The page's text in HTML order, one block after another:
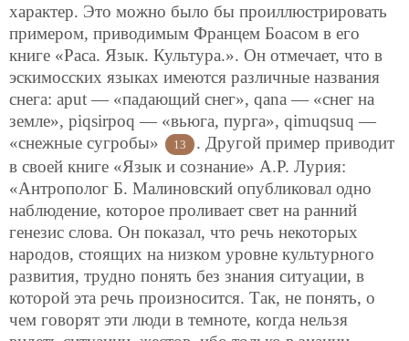
характер. Это можно было бы проиллюстрировать
примером, приводимым Францем Боасом в его
книге «Раса. Язык. Культура.». Он отмечает, что в
эскимосских языках имеются различные названия
снега: aput — «падающий снег», qana — «снег на
земле», piqsirpoq — «вьюга, пурга», qimuqsuq —
«снежные сугробы»
13
. Другой пример приводит
в своей книге «Язык и сознание» А.Р. Лурия:
«Антрополог Б. Малиновский опубликовал одно
наблюдение, которое проливает свет на ранний
генезис слова. Он показал, что речь некоторых
народов, стоящих на низком уровне культурного
развития, трудно понять без знания ситуации, в
которой эта речь произносится. Так, не понять, о
чем говорят эти люди в темноте, когда нельзя